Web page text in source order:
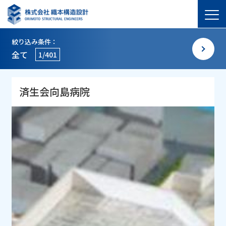
絞り込み条件：
全て 1/401
済生会向島病院